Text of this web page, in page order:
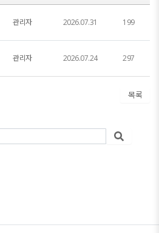
관리자 2026.07.31 199
관리자 2026.07.24 297
목록